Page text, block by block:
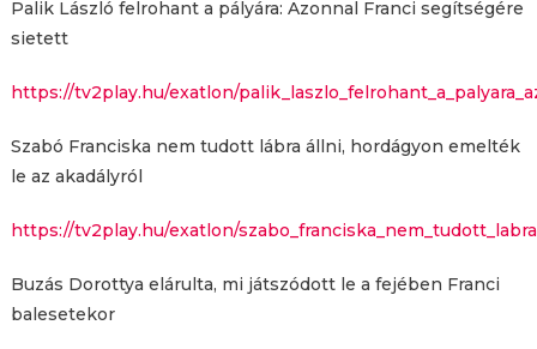
Palik László felrohant a pályára: Azonnal Franci segítségére
sietett
https://tv2play.hu/exatlon/
Szabó Franciska nem tudott lábra állni, hordágyon emelték
le az akadályról
https://tv2play.hu/exatlon/
Buzás Dorottya elárulta, mi játszódott le a fejében Franci
balesetekor